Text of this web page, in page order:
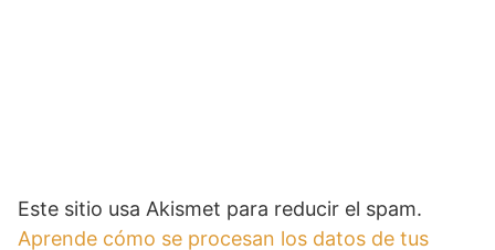
Este sitio usa Akismet para reducir el spam.
Aprende cómo se procesan los datos de tus